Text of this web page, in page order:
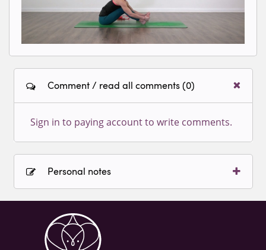
Comment / read all comments (0)
Sign in to paying account to write comments.
Personal notes